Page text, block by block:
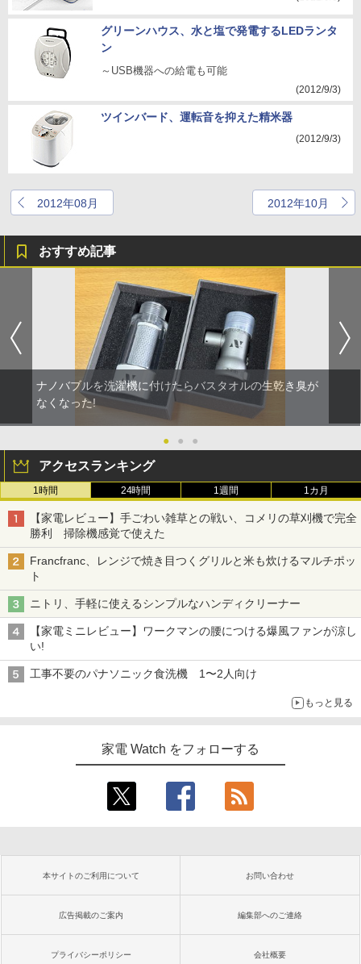
グリーンハウス、水と塩で発電するLEDランタ
ン
～USB機器への給電も可能
(2012/9/3)
ツインバード、運転音を抑えた精米器
(2012/9/3)
2012年08月 2012年10月
おすすめ記事
ナノバブルを洗濯機に付けたらバスタオルの生乾き臭が
なくなった!
● ● ●
アクセスランキング
1時間 24時間 1週間 1カ月
【家電レビュー】手ごわい雑草との戦い、コメリの草刈機で完全
勝利 掃除機感覚で使えた
Francfranc、レンジで焼き目つくグリルと米も炊けるマルチポッ
ト
ニトリ、手軽に使えるシンプルなハンディクリーナー
【家電ミニレビュー】ワークマンの腰につける爆風ファンが涼し
い!
工事不要のパナソニック食洗機 1〜2人向け
もっと見る
家電 Watch をフォローする
本サイトのご利用について お問い合わせ
広告掲載のご案内 編集部へのご連絡
プライバシーポリシー 会社概要